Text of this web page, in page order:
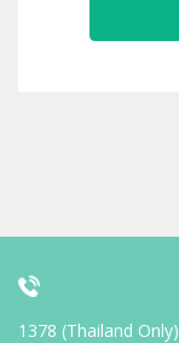
1378 (Thailand Only)